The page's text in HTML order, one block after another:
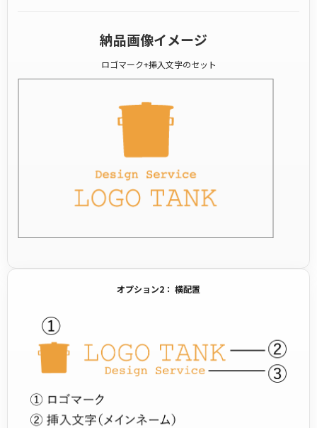
納品画像イメージ
ロゴマーク+挿入文字のセット
オプション2： 横配置